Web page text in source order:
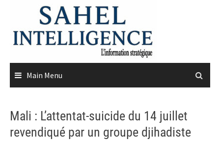
content
Main Menu
Mali : L’attentat-suicide du 14 juillet
revendiqué par un groupe djihadiste